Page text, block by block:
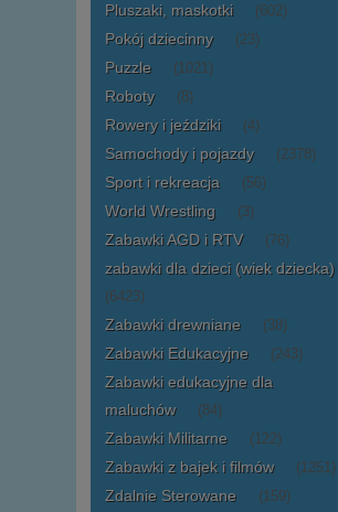
Pluszaki, maskotki (602)
Pokój dziecinny (23)
Puzzle (1021)
Roboty (8)
Rowery i jeździki (4)
Samochody i pojazdy (2378)
Sport i rekreacja (56)
World Wrestling (3)
Zabawki AGD i RTV (76)
zabawki dla dzieci (wiek dziecka)
(6423)
Zabawki drewniane (38)
Zabawki Edukacyjne (243)
Zabawki edukacyjne dla
maluchów
(84)
Zabawki Militarne (122)
Zabawki z bajek i filmów (1251)
Zdalnie Sterowane (159)